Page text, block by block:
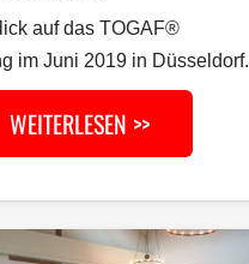
auf das TOGAF®
im Juni 2019 in Düsseldorf.
WEITERLESEN >>